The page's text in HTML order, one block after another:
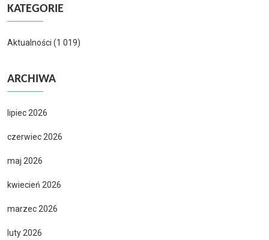
KATEGORIE
Aktualności (1 019)
ARCHIWA
lipiec 2026
czerwiec 2026
maj 2026
kwiecień 2026
marzec 2026
luty 2026